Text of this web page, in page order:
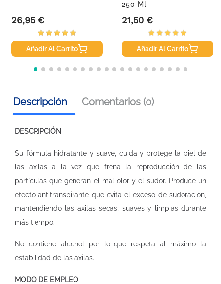
Precio
26,95 €
Añadir Al Carrito
250 Ml
Precio
21,50 €
Añadir Al Carrito
Descripción Comentarios (0)
DESCRIPCIÓN
Su fórmula hidratante y suave, cuida y protege la piel de
las axilas a la vez que frena la reproducción de las
partículas que generan el mal olor y el sudor. Produce un
efecto antitranspirante que evita el exceso de sudoración,
mantendiendo las axilas secas, suaves y limpias durante
más tiempo.
No contiene alcohol por lo que respeta al máximo la
estabilidad de las axilas.
MODO DE EMPLEO